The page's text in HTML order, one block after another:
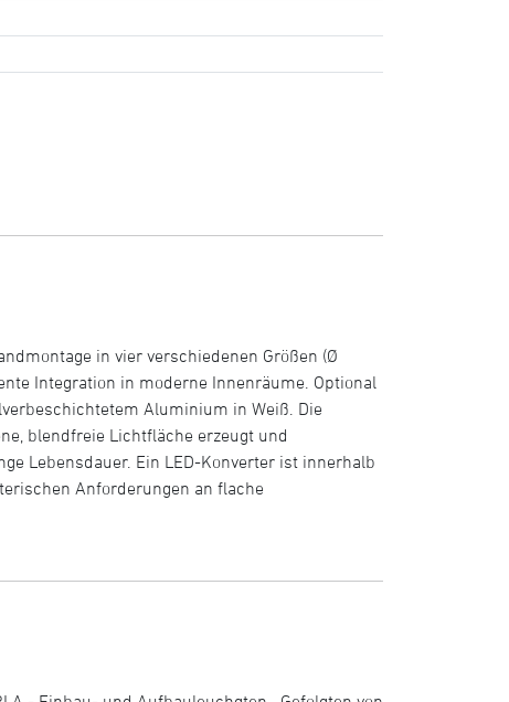
in vier verschiedenen Größen (Ø
Integration in moderne Innenräume. Optional
Aluminium in Weiß. Die
blendfreie Lichtfläche erzeugt und
Lebensdauer. Ein LED-Konverter ist innerhalb
Anforderungen an flache